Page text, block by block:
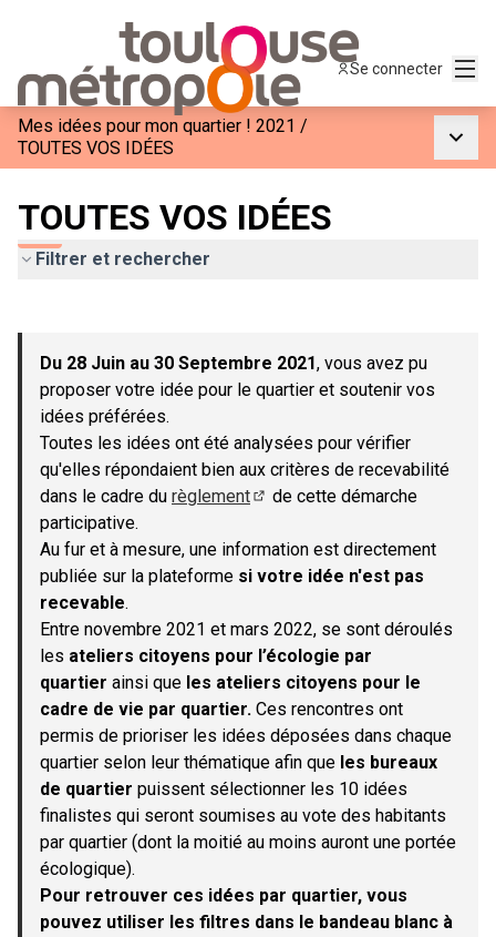
Se connecter
Mes idées pour mon quartier ! 2021 /
TOUTES VOS IDÉES
TOUTES VOS IDÉES
Filtrer et rechercher
−
Du 28 Juin au 30 Septembre 2021, vous avez pu
proposer votre idée pour le quartier et soutenir vos
idées préférées.
Toutes les idées ont été analysées pour vérifier
qu'elles répondaient bien aux critères de recevabilité
dans le cadre du règlement
de cette démarche
participative.
Au fur et à mesure, une information est directement
publiée sur la plateforme si votre idée n'est pas
recevable.
Entre novembre 2021 et mars 2022, se sont déroulés
les ateliers citoyens pour l’écologie par
quartier ainsi que les ateliers citoyens pour le
cadre de vie par quartier. Ces rencontres ont
permis de prioriser les idées déposées dans chaque
quartier selon leur thématique afin que les bureaux
de quartier puissent sélectionner les 10 idées
finalistes qui seront soumises au vote des habitants
par quartier (dont la moitié au moins auront une portée
écologique).
Pour retrouver ces idées par quartier, vous
pouvez utiliser les filtres dans le bandeau blanc à